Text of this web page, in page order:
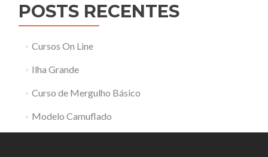
POSTS RECENTES
Cursos On Line
Ilha Grande
Curso de Mergulho Básico
Modelo Camuflado